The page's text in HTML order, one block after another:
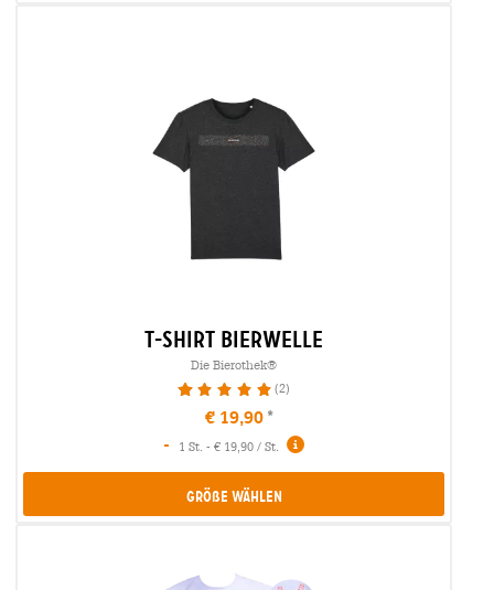
t-shirt bierwelle
Die Bierothek®
100% (2)
€ 19,90
-
1 St. - € 19,90 / St.
Größe Wählen